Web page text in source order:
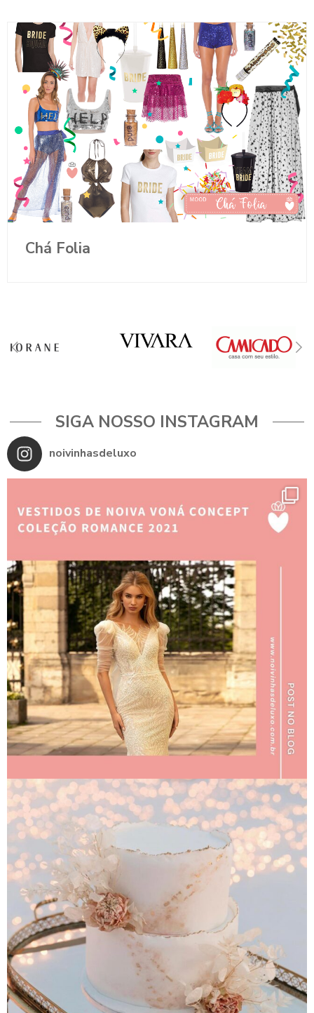
Chá Folia
SIGA NOSSO INSTAGRAM
noivinhasdeluxo